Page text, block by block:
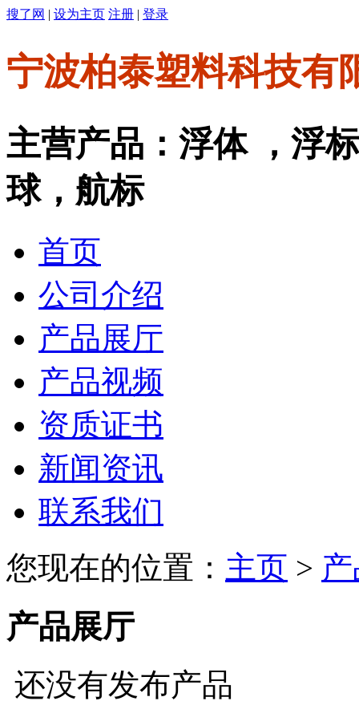
搜了网 | 设为主页 注册 | 登录
宁波柏泰塑料科技有
主营产品：浮体 ，浮
球，航标
首页
公司介绍
产品展厅
产品视频
资质证书
新闻资讯
联系我们
您现在的位置： 主页 >
产品展厅
还没有发布产品